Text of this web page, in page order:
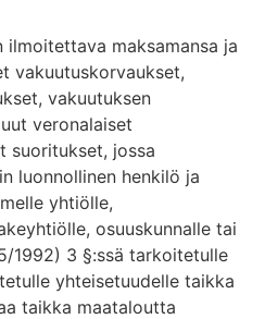
ilmoitettava maksamansa ja
vakuutuskorvaukset,
vakuutuksen
veronalaiset
suoritukset, jossa
luonnollinen henkilö ja
yhtiölle,
osuuskunnalle tai
1992) 3 §:ssä tarkoitetulle
yhteisetuudelle taikka
taikka maataloutta